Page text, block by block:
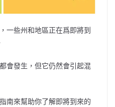
一些州和地區正在爲即將到
會發生，但它仍然會引起混
南來幫助你了解即將到來的